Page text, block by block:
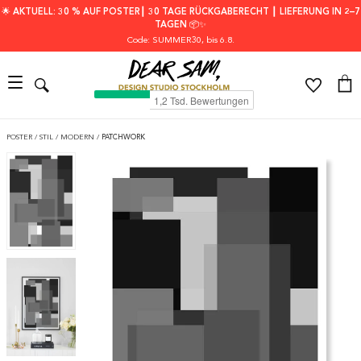
🌟 AKTUELL: 30 % AUF POSTER┃ 30 TAGE RÜCKGABERECHT ┃ LIEFERUNG IN 2–7
TAGEN 📦✨
Code: SUMMER30, bis 6.8.
POSTER / STIL / MODERN / PATCHWORK